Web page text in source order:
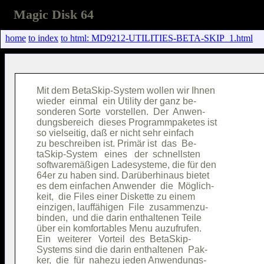
Magic Disk 64
home to index to html: MD9212-UTILITIES-BETA-SKIP_1.html
Mit dem BetaSkip-System wollen wir Ihnen
wieder  einmal  ein Utility der ganz be-
sonderen Sorte  vorstellen.  Der  Anwen-
dungsbereich  dieses Programmpaketes ist
so vielseitig, daß er nicht sehr einfach
zu beschreiben ist. Primär ist  das  Be-
taSkip-System   eines   der  schnellsten
softwaremäßigen Ladesysteme, die für den
64er zu haben sind. Darüberhinaus bietet
es dem einfachen Anwender  die  Möglich-
keit,  die Files einer Diskette zu einem
einzigen, lauffähigen  File  zusammenzu-
binden,  und die darin enthaltenen Teile
über ein komfortables Menu auzufrufen.
Ein   weiterer   Vorteil  des  BetaSkip-
Systems sind die darin enthaltenen  Pak-
ker,  die  für  nahezu jeden Anwendungs-